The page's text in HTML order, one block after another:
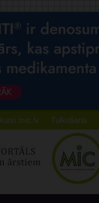
kursi.mic.lv Tulkošana